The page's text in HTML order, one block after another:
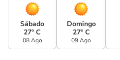
Sábado
27° C
08 Ago
Domingo
27° C
09 Ago